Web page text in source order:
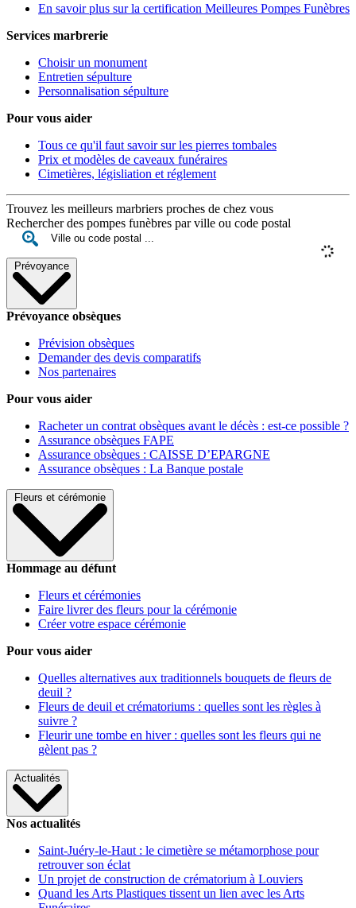
En savoir plus sur la certification Meilleures Pompes Funèbres
Services marbrerie
Choisir un monument
Entretien sépulture
Personnalisation sépulture
Pour vous aider
Tous ce qu'il faut savoir sur les pierres tombales
Prix et modèles de caveaux funéraires
Cimetières, législiation et réglement
Trouvez les meilleurs marbriers proches de chez vous
Rechercher des pompes funèbres par ville ou code postal
Prévoyance
Prévoyance obsèques
Prévision obsèques
Demander des devis comparatifs
Nos partenaires
Pour vous aider
Racheter un contrat obsèques avant le décès : est-ce possible ?
Assurance obsèques FAPE
Assurance obsèques : CAISSE D’EPARGNE
Assurance obsèques : La Banque postale
Fleurs et cérémonie
Hommage au défunt
Fleurs et cérémonies
Faire livrer des fleurs pour la cérémonie
Créer votre espace cérémonie
Pour vous aider
Quelles alternatives aux traditionnels bouquets de fleurs de
deuil ?
Fleurs de deuil et crématoriums : quelles sont les règles à
suivre ?
Fleurir une tombe en hiver : quelles sont les fleurs qui ne
gèlent pas ?
Actualités
Nos actualités
Saint-Juéry-le-Haut : le cimetière se métamorphose pour
retrouver son éclat
Un projet de construction de crématorium à Louviers
Quand les Arts Plastiques tissent un lien avec les Arts